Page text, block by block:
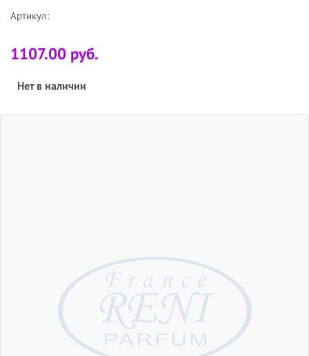
Артикул:
1107.00 руб.
Нет в наличии